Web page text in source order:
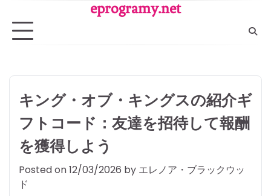
content
eprogramy.net
キング・オブ・キングスの紹介ギ
フトコード：友達を招待して報酬
を獲得しよう
Posted on12/03/2026 by エレノア・ブラックウッ
ド